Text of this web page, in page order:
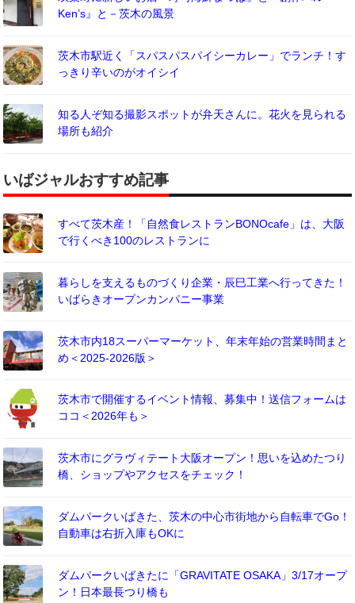
Ken’s』と－茨木の風景
茨木市駅近く「スパスパスパイシーカレー」でランチ！す
っきり辛いのがオイシイ
知る人ぞ知る撮影スポットが弁天さんに。花火を見られる
場所も紹介
いばジャルおすすめ記事
すべて茨木産！「自然食レストランBONOcafe」は、大阪
で行くべき100のレストランに
暮らしを支えるものづくり企業・辰巳工業へ行ってきた！
いばらきオープンカンパニー事業
茨木市内18スーパーマーケット、年末年始の営業時間まと
め＜2025-2026版＞
茨木市で開催するイベント情報、募集中！送信フォームは
ココ＜2026年も＞
茨木市にグラヴィテート大阪オープン！思いを込めたつり
橋、ショップやアクセスをチェック！
ダムパークいばきた、茨木の中心市街地から自転車でGo！
自動車は右折入庫もOKに
ダムパークいばきたに「GRAVITATE OSAKA」3/17オープ
ン！日本最長つり橋も